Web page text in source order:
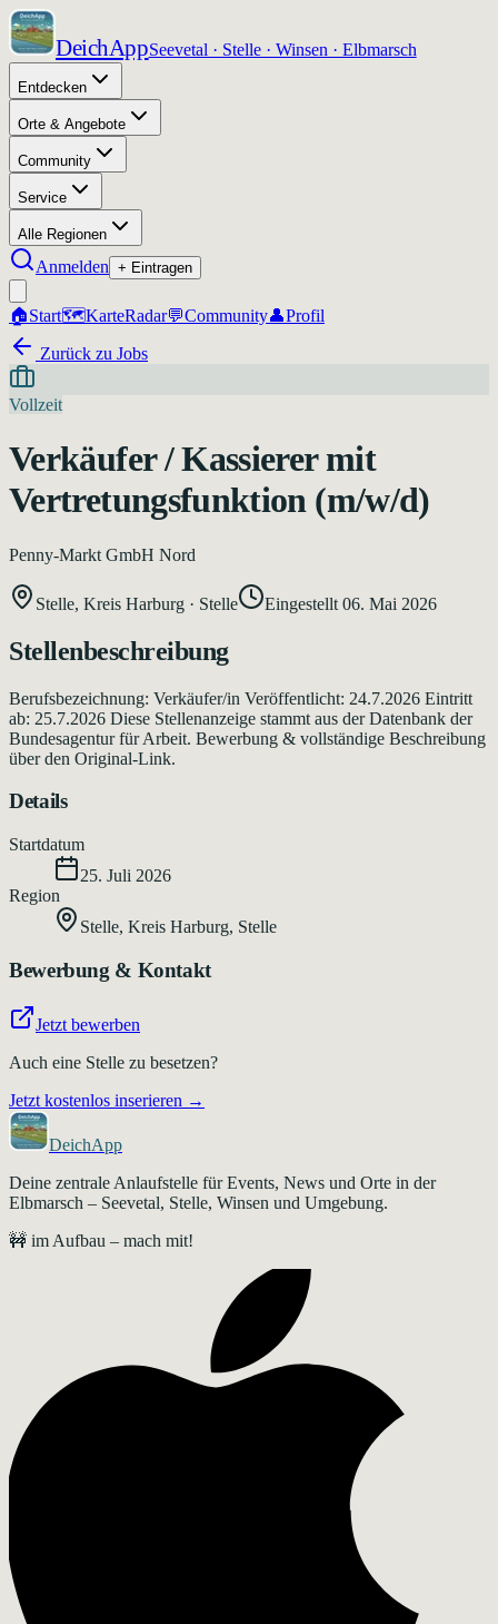
DeichAppSeevetal · Stelle · Winsen · Elbmarsch
Entdecken
Orte & Angebote
Community
Service
Alle Regionen
Anmelden + Eintragen
🏠Start🗺️KarteRadar💬Community👤Profil
Zurück zu Jobs
Vollzeit
Verkäufer / Kassierer mit
Vertretungsfunktion (m/w/d)
Penny-Markt GmbH Nord
Stelle, Kreis Harburg · Stelle Eingestellt 06. Mai 2026
Stellenbeschreibung
Berufsbezeichnung: Verkäufer/in Veröffentlicht: 24.7.2026 Eintritt
ab: 25.7.2026 Diese Stellenanzeige stammt aus der Datenbank der
Bundesagentur für Arbeit. Bewerbung & vollständige Beschreibung
über den Original-Link.
Details
Startdatum
25. Juli 2026
Region
Stelle, Kreis Harburg, Stelle
Bewerbung & Kontakt
Jetzt bewerben
Auch eine Stelle zu besetzen?
Jetzt kostenlos inserieren →
DeichApp
Deine zentrale Anlaufstelle für Events, News und Orte in der
Elbmarsch – Seevetal, Stelle, Winsen und Umgebung.
🚧 im Aufbau – mach mit!